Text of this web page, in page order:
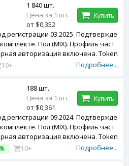
регистрации 03.2025. Подтвержде
Пол (MIX). Профиль част
авторизация включена. Token
с MIX ip.
Подробнее...
10+
1 840 шт.
Цена за 1 шт.
от $0,352
Купить
регистрации 09.2024. Подтвержде
Пол (MIX). Профиль част
авторизация включена. Token
с MIX ip.
Подробнее...
10+
188 шт.
Цена за 1 шт.
от $0,361
Купить